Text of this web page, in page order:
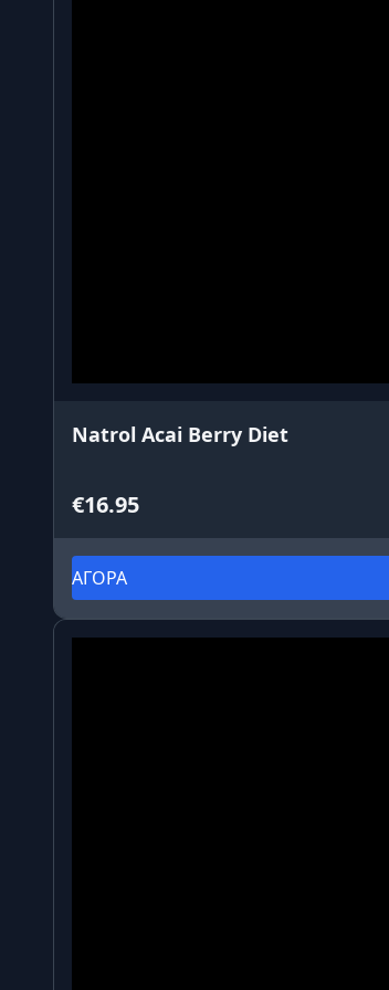
Natrol Acai Berry Diet
€16.95
ΑΓΟΡΑ